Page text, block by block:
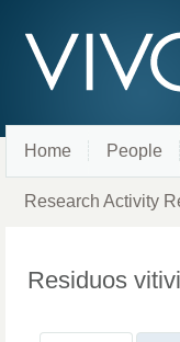
Home People
Research Activity
Residuos